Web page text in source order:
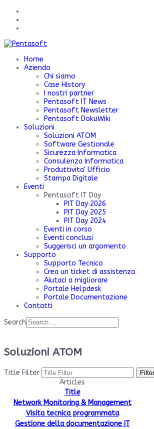
Home
Azienda
Chi siamo
Case History
I nostri partner
Pentasoft IT News
Pentasoft Newsletter
Pentasoft DokuWiki
Soluzioni
Soluzioni ATOM
Software Gestionale
Sicurezza Informatica
Consulenza Informatica
Produttivita' Ufficio
Stampa Digitale
Eventi
Pentasoft IT Day
PIT Day 2026
PIT Day 2025
PIT Day 2024
Eventi in corso
Eventi conclusi
Suggerisci un argomento
Supporto
Supporto Tecnico
Crea un ticket di assistenza
Aiutaci a migliorare
Portale Helpdesk
Portale Documentazione
Contatti
Search
Soluzioni ATOM
Title Filter Filter
Articles
Title
Network Monitoring & Management
Visita tecnica programmata
Gestione della documentazione IT